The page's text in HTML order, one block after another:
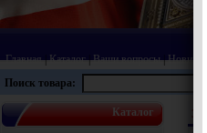
Главная|Каталог|Ваши вопросы|Новинки
Поиск товара:
Каталог